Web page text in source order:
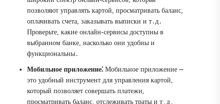
позволяют управлять картой, просматривать баланс,
оплачивать счета, заказывать выписки и т․д․
Проверьте, какие онлайн-сервисы доступны в
выбранном банке, насколько они удобны и
функциональны․
Мобильное приложение⁚ Мобильное приложение ⎼
это удобный инструмент для управления картой,
который позволяет совершать платежи,
просматривать баланс, отслеживать траты и т․д․